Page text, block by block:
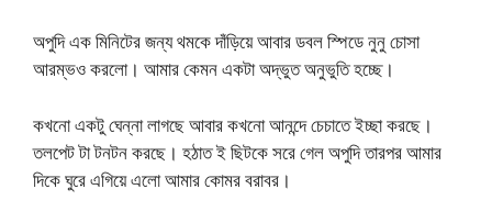
অপুদি এক মিনিটের জন্য থমকে দাঁড়িয়ে আবার ডবল স্পিডে নুনু চোসা
আরম্ভও করলো। আমার কেমন একটা অদ্ভুত অনুভুতি হচ্ছে।
কখনো একটু ঘেন্না লাগছে আবার কখনো আনন্দে চেচাতে ইচ্ছা করছে।
তলপেট টা টনটন করছে। হঠাত ই ছিটকে সরে গেল অপুদি তারপর আমার
দিকে ঘুরে এগিয়ে এলো আমার কোমর বরাবর।